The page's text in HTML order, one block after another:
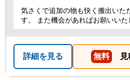
気さくで追加の物も快く搬出いた
す。 また機会があればお願いいた
詳細を見る 無料 見